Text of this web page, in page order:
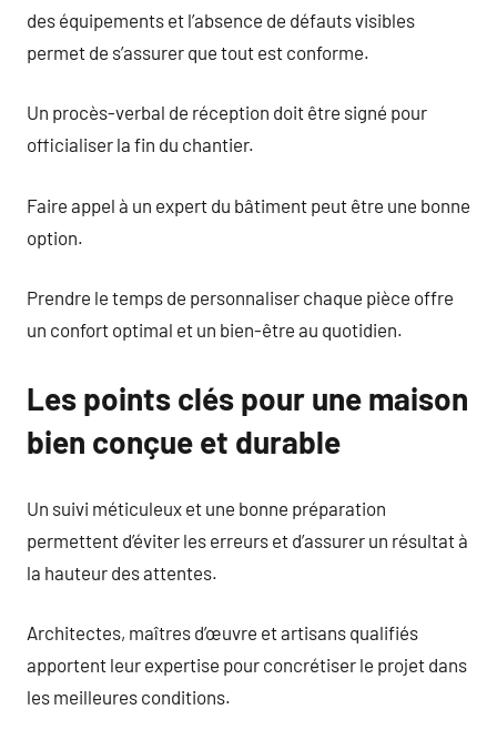
des équipements et l’absence de défauts visibles
permet de s’assurer que tout est conforme.
Un procès-verbal de réception doit être signé pour
officialiser la fin du chantier.
Faire appel à un expert du bâtiment peut être une bonne
option.
Prendre le temps de personnaliser chaque pièce offre
un confort optimal et un bien-être au quotidien.
Les points clés pour une maison
bien conçue et durable
Un suivi méticuleux et une bonne préparation
permettent d’éviter les erreurs et d’assurer un résultat à
la hauteur des attentes.
Architectes, maîtres d’œuvre et artisans qualifiés
apportent leur expertise pour concrétiser le projet dans
les meilleures conditions.